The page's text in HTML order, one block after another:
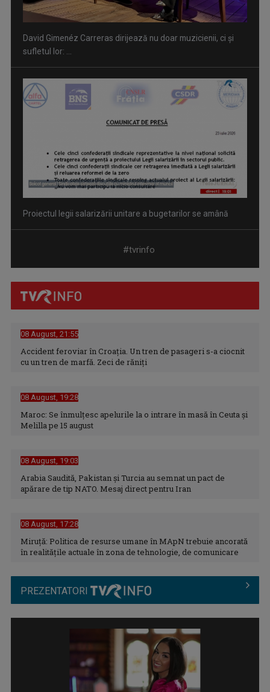
David Gimenéz Carreras dirijează nu doar muzicienii, ci și
sufletul lor: ...
Proiectul legii salarizării unitare a bugetarilor se amână
Autoritățile încearcă să evalueze pagubele produse în
#tvrinfo
08 August, 21:55
Accident feroviar în Croația. Un tren de pasageri s-a ciocnit
cu un tren de marfă. Zeci de răniți
08 August, 19:28
Maroc: Se înmulţesc apelurile la o intrare în masă în Ceuta şi
Melilla pe 15 august
08 August, 19:03
Arabia Saudită, Pakistan și Turcia au semnat un pact de
apărare de tip NATO. Mesaj direct pentru Iran
08 August, 17:28
Miruță: Politica de resurse umane în MApN trebuie ancorată
în realitățile actuale în zona de tehnologie, de comunicare
PREZENTATORI